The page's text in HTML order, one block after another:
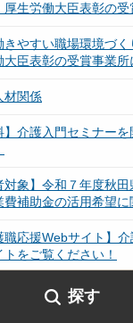
探す
厚生労働大臣表彰の受
きやすい職場環境づ
大臣表彰の受賞事業所
材関係
】介護入門セミナー
対象】令和７年度秋
費補助金の活用希望
職応援Webサイト】
をご覧ください！
クノロジー活用支援
請・実績報告に関する